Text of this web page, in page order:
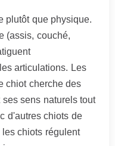
plutôt que physique.
(assis, couché,
articulations. Les
chiot cherche des
sens naturels tout
d'autres chiots de
chiots régulent